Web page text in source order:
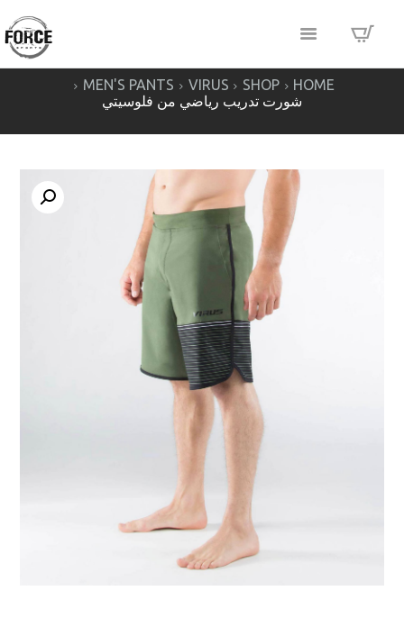
HOME
SHOP
VIRUS
MEN'S PANTS
شورت تدريب رياضي من فلوسيتي